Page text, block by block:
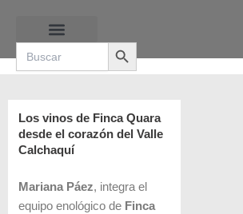
contenido
Search
for:
Search Button
Los vinos de Finca Quara
desde el corazón del Valle
Calchaquí
Mariana Páez, integra el
equipo enológico de Finca